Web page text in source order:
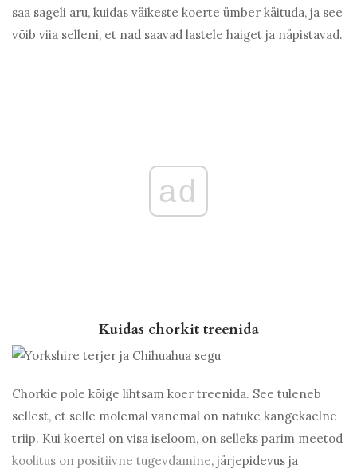
saa sageli aru, kuidas väikeste koerte ümber käituda, ja see
võib viia selleni, et nad saavad lastele haiget ja näpistavad.
ad
Kuidas chorkit treenida
Chorkie pole kõige lihtsam koer treenida. See tuleneb
sellest, et selle mõlemal vanemal on natuke kangekaelne
triip. Kui koertel on visa iseloom, on selleks parim meetod
koolitus on positiivne tugevdamine, järjepidevus ja